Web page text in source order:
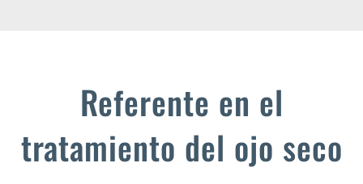
Referente en el
tratamiento del ojo seco